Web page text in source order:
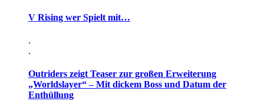
V Rising wer Spielt mit…
.
.
Outriders zeigt Teaser zur großen Erweiterung
„Worldslayer“ – Mit dickem Boss und Datum der
Enthüllung